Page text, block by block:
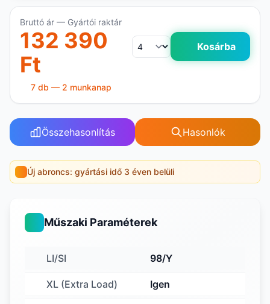
Bruttó ár — Gyártói raktár
132 390
Ft
Kosárba
7 db — 2 munkanap
Összehasonlítás Hasonlók
Új abroncs: gyártási idő 3 éven belüli
Műszaki Paraméterek
LI/SI 98/Y
XL (Extra Load) Igen